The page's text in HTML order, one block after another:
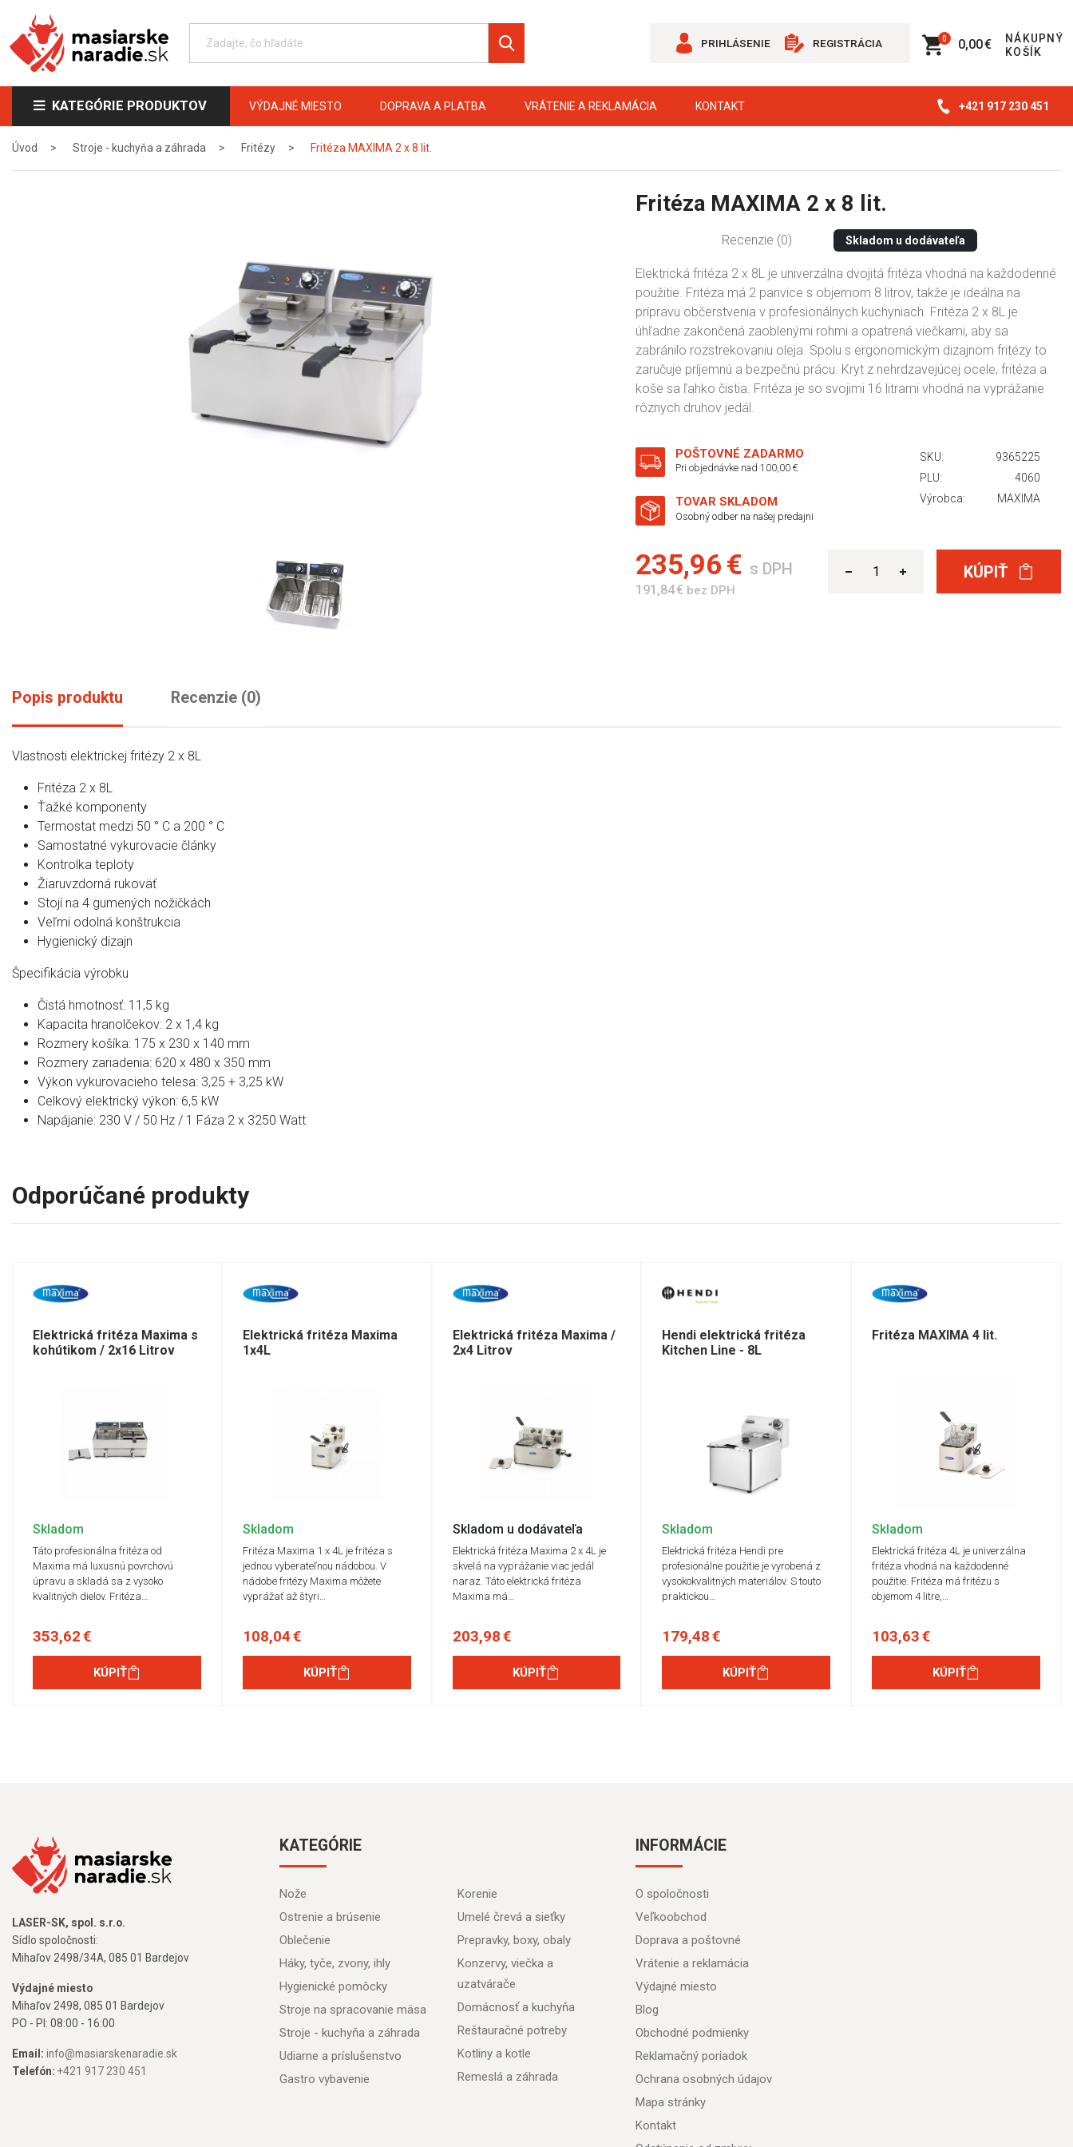
PRIHLÁSENIE REGISTRÁCIA 0,00 €
NÁKUPNÝ
KOŠÍK
0
KATEGÓRIE PRODUKTOV VÝDAJNÉ MIESTO DOPRAVA A PLATBA VRÁTENIE A REKLAMÁCIA KONTAKT +421 917 230 451
Úvod Stroje - kuchyňa a záhrada Fritézy Fritéza MAXIMA 2 x 8 lit.
Fritéza MAXIMA 2 x 8 lit.
Recenzie (0) Skladom u dodávateľa
Elektrická fritéza 2 x 8L je univerzálna dvojitá fritéza vhodná na každodenné
použitie. Fritéza má 2 panvice s objemom 8 litrov, takže je ideálna na
prípravu občerstvenia v profesionálnych kuchyniach. Fritéza 2 x 8L je
úhľadne zakončená zaoblenými rohmi a opatrená viečkami, aby sa
zabránilo rozstrekovaniu oleja. Spolu s ergonomickým dizajnom fritézy to
zaručuje príjemnú a bezpečnú prácu. Kryt z nehrdzavejúcej ocele, fritéza a
koše sa ľahko čistia. Fritéza je so svojimi 16 litrami vhodná na vyprážanie
rôznych druhov jedál.
POŠTOVNÉ ZADARMO
Pri objednávke nad 100,00 €
TOVAR SKLADOM
Osobný odber na našej predajni
SKU:
9365225
PLU:
4060
Výrobca:
MAXIMA
235,96 € s DPH
191,84 € bez DPH
KÚPIŤ
Popis produktu Recenzie (0)
Vlastnosti elektrickej fritézy 2 x 8L
Fritéza 2 x 8L
Ťažké komponenty
Termostat medzi 50 ° C a 200 ° C
Samostatné vykurovacie články
Kontrolka teploty
Žiaruvzdorná rukoväť
Stojí na 4 gumených nožičkách
Veľmi odolná konštrukcia
Hygienický dizajn
Špecifikácia výrobku
Čistá hmotnosť: 11,5 kg
Kapacita hranolčekov: 2 x 1,4 kg
Rozmery košíka: 175 x 230 x 140 mm
Rozmery zariadenia: 620 x 480 x 350 mm
Výkon vykurovacieho telesa: 3,25 + 3,25 kW
Celkový elektrický výkon: 6,5 kW
Napájanie: 230 V / 50 Hz / 1 Fáza 2 x 3250 Watt
Odporúčané produkty
Elektrická fritéza Maxima s
kohútikom / 2x16 Litrov
Skladom
Táto profesionálna fritéza od
Maxima má luxusnú povrchovú
úpravu a skladá sa z vysoko
kvalitných dielov. Fritéza…
353,62 €
KÚPIŤ
Elektrická fritéza Maxima
1x4L
Skladom
Fritéza Maxima 1 x 4L je fritéza s
jednou vyberateľnou nádobou. V
nádobe fritézy Maxima môžete
vyprážať až štyri…
108,04 €
KÚPIŤ
Elektrická fritéza Maxima /
2x4 Litrov
Skladom u dodávateľa
Elektrická fritéza Maxima 2 x 4L je
skvelá na vyprážanie viac jedál
naraz. Táto elektrická fritéza
Maxima má…
203,98 €
KÚPIŤ
Hendi elektrická fritéza
Kitchen Line - 8L
Skladom
Elektrická fritéza Hendi pre
profesionálne použitie je vyrobená z
vysokokvalitných materiálov. S touto
praktickou…
179,48 €
KÚPIŤ
Fritéza MAXIMA 4 lit.
Skladom
Elektrická fritéza 4L je univerzálna
fritéza vhodná na každodenné
použitie. Fritéza má fritézu s
objemom 4 litre,…
103,63 €
KÚPIŤ
LASER-SK, spol. s.r.o.
Sídlo spoločnosti:
Mihaľov 2498/34A, 085 01 Bardejov
Výdajné miesto
Mihaľov 2498, 085 01 Bardejov
PO - PI: 08:00 - 16:00
Email: info@masiarskenaradie.sk
Telefón: +421 917 230 451
KATEGÓRIE
Nože
Ostrenie a brúsenie
Oblečenie
Háky, tyče, zvony, ihly
Hygienické pomôcky
Stroje na spracovanie mäsa
Stroje - kuchyňa a záhrada
Udiarne a príslušenstvo
Gastro vybavenie
Korenie
Umelé črevá a sieťky
Prepravky, boxy, obaly
Konzervy, viečka a
uzatvárače
Domácnosť a kuchyňa
Reštauračné potreby
Kotliny a kotle
Remeslá a záhrada
INFORMÁCIE
O spoločnosti
Veľkoobchod
Doprava a poštovné
Vrátenie a reklamácia
Výdajné miesto
Blog
Obchodné podmienky
Reklamačný poriadok
Ochrana osobných údajov
Mapa stránky
Kontakt